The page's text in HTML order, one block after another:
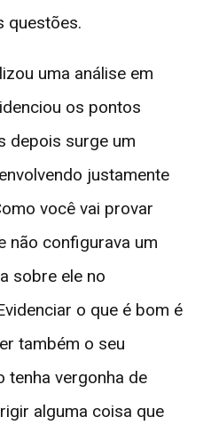
questões.
uma análise em
os pontos
depois surge um
justamente
você vai provar
não configurava um
sobre ele no
o que é bom é
também o seu
tenha vergonha de
alguma coisa que